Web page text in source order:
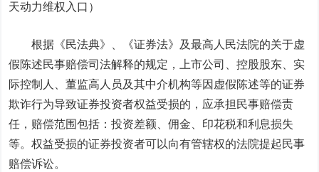
天动力维权入口）
根据《民法典》、《证券法》及最高人民法院的关于虚
假陈述民事赔偿司法解释的规定，上市公司、控股股东、实
际控制人、董监高人员及其中介机构等因虚假陈述等的证券
欺诈行为导致证券投资者权益受损的，应承担民事赔偿责
任，赔偿范围包括：投资差额、佣金、印花税和利息损失
等。权益受损的证券投资者可以向有管辖权的法院提起民事
赔偿诉讼。